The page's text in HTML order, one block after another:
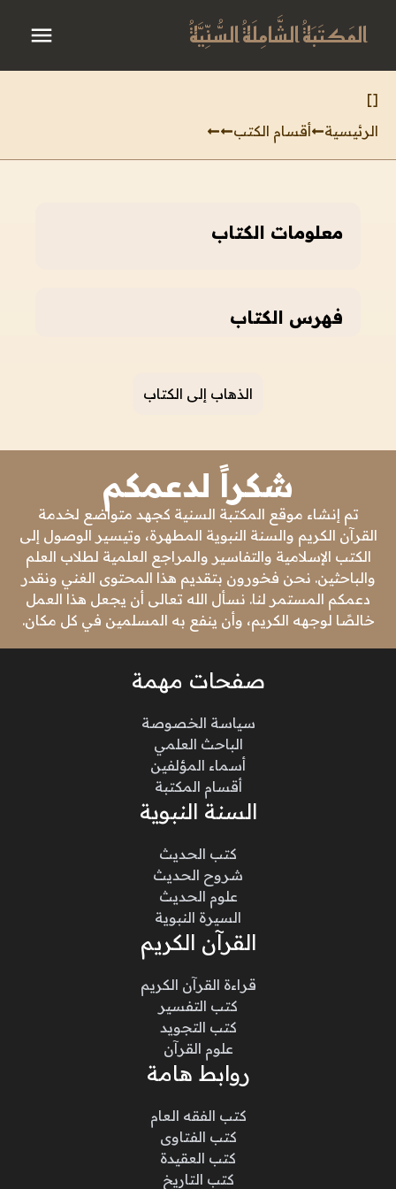
المَكتَبَةُ الشَّامِلَةُ السُّنِّيَّةُ
[
]
الرئيسية
أقسام الكتب
معلومات الكتاب
فهرس الكتاب
الذهاب إلى الكتاب
شكراً لدعمكم
تم إنشاء موقع المكتبة السنية كجهد متواضع لخدمة
القرآن الكريم والسنة النبوية المطهرة، وتيسير الوصول إلى
الكتب الإسلامية والتفاسير والمراجع العلمية لطلاب العلم
والباحثين. نحن فخورون بتقديم هذا المحتوى الغني ونقدر
دعمكم المستمر لنا. نسأل الله تعالى أن يجعل هذا العمل
خالصًا لوجهه الكريم، وأن ينفع به المسلمين في كل مكان.
صفحات مهمة
سياسة الخصوصة
الباحث العلمي
أسماء المؤلفين
أقسام المكتبة
السنة النبوية
كتب الحديث
شروح الحديث
علوم الحديث
السيرة النبوية
القرآن الكريم
قراءة القرآن الكريم
كتب التفسير
كتب التجويد
علوم القرآن
روابط هامة
كتب الفقه العام
كتب الفتاوى
كتب العقيدة
كتب التاريخ